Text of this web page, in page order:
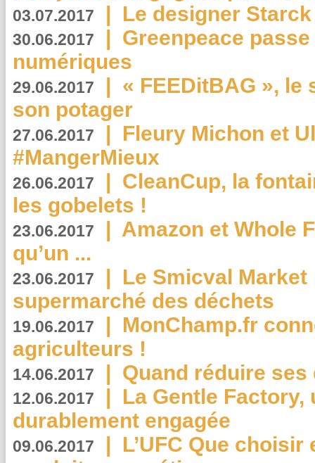
03.07.2017 | Le designer
30.06.2017 | Greenpeace
numériques
29.06.2017 | « FEEDitBAG », le
son potager
27.06.2017 | Fleury Michon et
#MangerMieux
26.06.2017 | CleanCup, la
les gobelets !
23.06.2017 | Amazon et Whole
qu’un ...
23.06.2017 | Le Smicval
supermarché des déchets
19.06.2017 | MonChamp.fr
agriculteurs !
14.06.2017 | Quand réduire
12.06.2017 | La Gentle
durablement engagée
09.06.2017 | L’UFC Que